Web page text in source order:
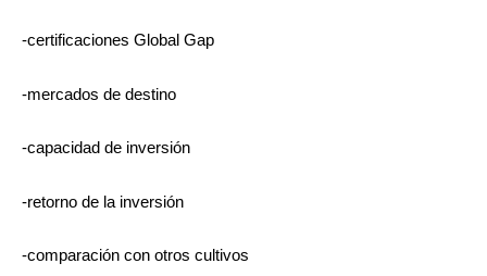
-certificaciones Global Gap
-mercados de destino
-capacidad de inversión
-retorno de la inversión
-comparación con otros cultivos